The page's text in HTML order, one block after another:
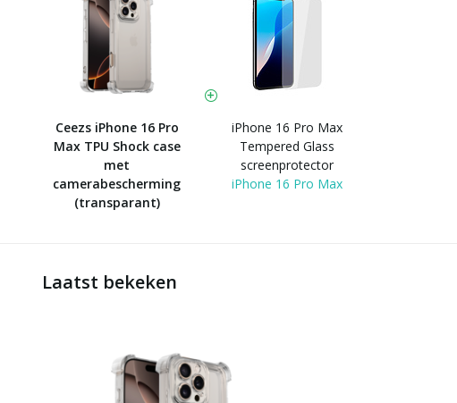
Ceezs iPhone 16 Pro
Max TPU Shock case
met
camerabescherming
(transparant)
iPhone 16 Pro Max
Tempered Glass
screenprotector
iPhone 16 Pro Max
Laatst bekeken